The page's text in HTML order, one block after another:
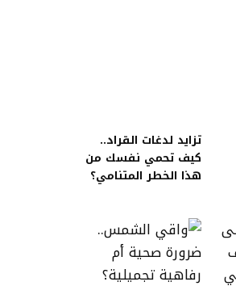
تزايد لدغات القراد..
كيف تحمي نفسك من
هذا الخطر المتنامي؟